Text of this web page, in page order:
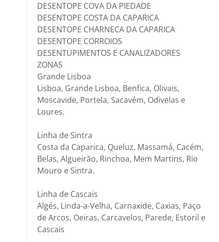
DESENTOPE COVA DA PIEDADE
DESENTOPE COSTA DA CAPARICA
DESENTOPE CHARNECA DA CAPARICA
DESENTOPE CORROIOS
DESENTUPIMENTOS E CANALIZADORES
ZONAS
Grande Lisboa
Lisboa, Grande Lisboa, Benfica, Olivais,
Moscavide, Portela, Sacavém, Odivelas e
Loures.
Linha de Sintra
Costa da Caparica, Queluz, Massamá, Cacém,
Belas, Algueirão, Rinchoa, Mem Martins, Rio
Mouro e Sintra.
Linha de Cascais
Algés, Linda-a-Velha, Carnaxide, Caxias, Paço
de Arcos, Oeiras, Carcavelos, Parede, Estoril e
Cascais